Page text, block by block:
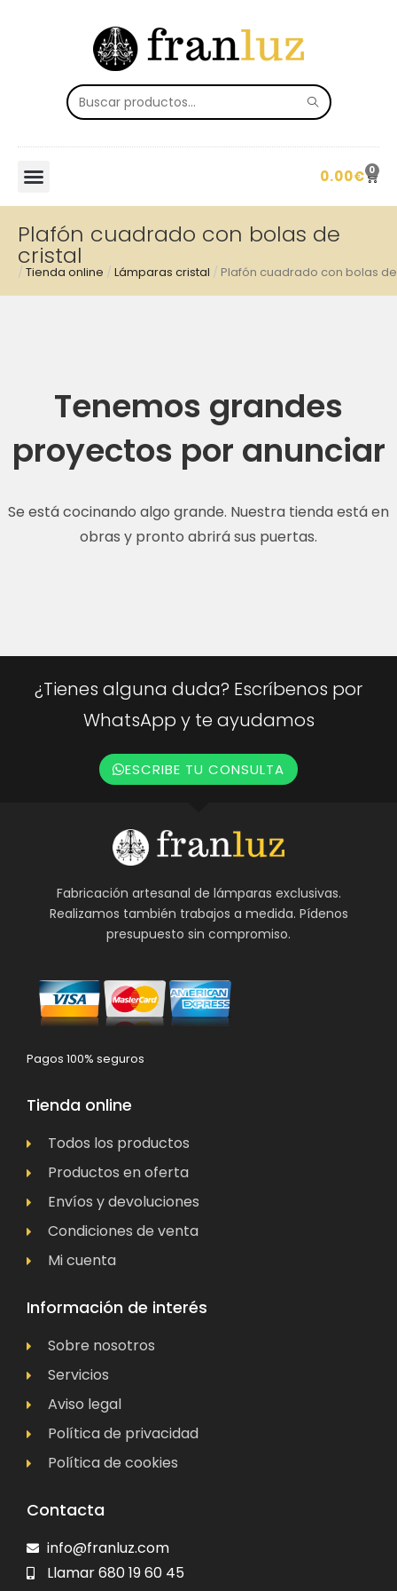
0.00€ 0
Plafón cuadrado con bolas de
cristal
/ Tienda online / Lámparas cristal / Plafón cuadrado con bolas
Tenemos grandes
proyectos por anunciar
Se está cocinando algo grande. Nuestra tienda está en
obras y pronto abrirá sus puertas.
¿Tienes alguna duda? Escríbenos por
WhatsApp y te ayudamos
ESCRIBE TU CONSULTA
Fabricación artesanal de lámparas exclusivas.
Realizamos también trabajos a medida. Pídenos
presupuesto sin compromiso.
Pagos 100% seguros
Tienda online
Todos los productos
Productos en oferta
Envíos y devoluciones
Condiciones de venta
Mi cuenta
Información de interés
Sobre nosotros
Servicios
Aviso legal
Política de privacidad
Política de cookies
Contacta
info@franluz.com
Llamar 680 19 60 45